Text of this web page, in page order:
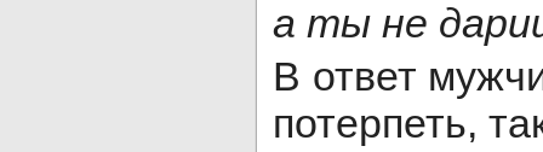
а ты не
В ответ
потерпеть,